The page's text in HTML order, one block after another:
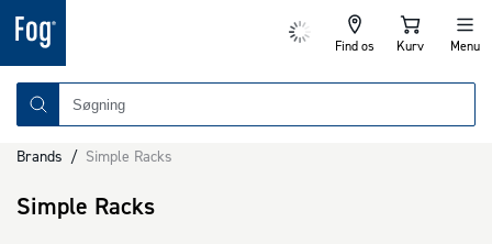
Find os Kurv Menu
Brands / Simple Racks
Simple Racks